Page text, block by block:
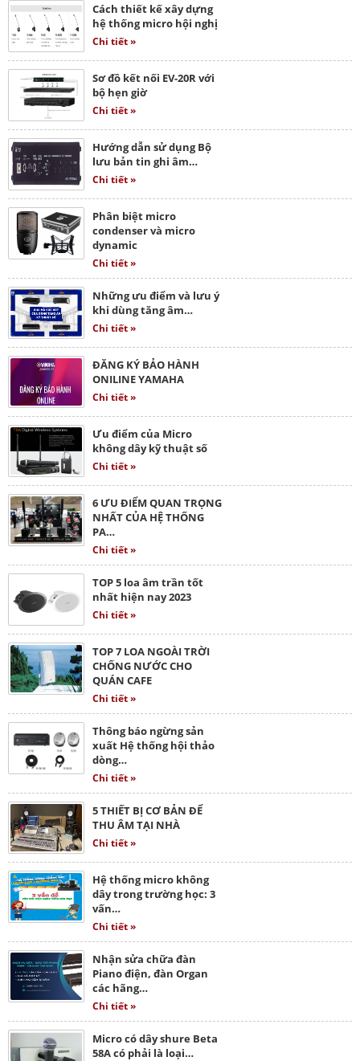
Cách thiết kế xây dựng
hệ thống micro hội nghị
Chi tiết »
Sơ đồ kết nối EV-20R với
bộ hẹn giờ
Chi tiết »
Hướng dẫn sử dụng Bộ
lưu bản tin ghi âm…
Chi tiết »
Phân biệt micro
condenser và micro
dynamic
Chi tiết »
Những ưu điểm và lưu ý
khi dùng tăng âm…
Chi tiết »
ĐĂNG KÝ BẢO HÀNH
ONILINE YAMAHA
Chi tiết »
Ưu điểm của Micro
không dây kỹ thuật số
Chi tiết »
6 ƯU ĐIỂM QUAN TRỌNG
NHẤT CỦA HỆ THỐNG
PA…
Chi tiết »
TOP 5 loa âm trần tốt
nhất hiện nay 2023
Chi tiết »
TOP 7 LOA NGOÀI TRỜI
CHỐNG NƯỚC CHO
QUÁN CAFE
Chi tiết »
Thông báo ngừng sản
xuất Hệ thống hội thảo
dòng…
Chi tiết »
5 THIẾT BỊ CƠ BẢN ĐỂ
THU ÂM TẠI NHÀ
Chi tiết »
Hệ thống micro không
dây trong trường học: 3
vấn…
Chi tiết »
Nhận sửa chữa đàn
Piano điện, đàn Organ
các hãng…
Chi tiết »
Micro có dây shure Beta
58A có phải là loại…